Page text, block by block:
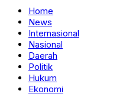
Home
News
Internasional
Nasional
Daerah
Politik
Hukum
Ekonomi